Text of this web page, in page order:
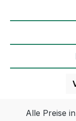
Alle Preise